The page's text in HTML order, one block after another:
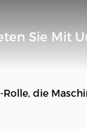
Sie Mit
die